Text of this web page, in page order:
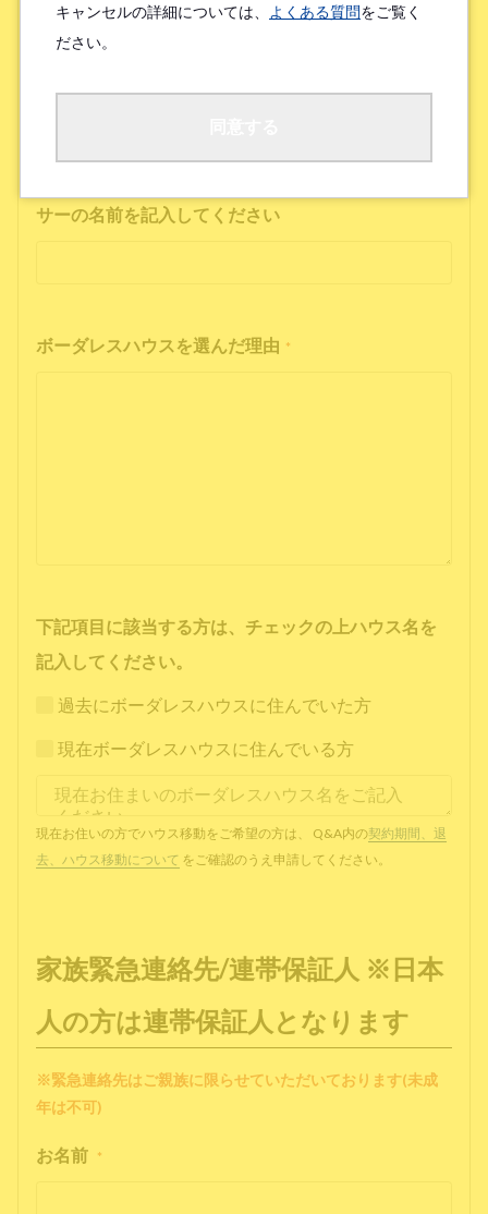
友人/知人からの口コミ
所属先からの紹介
SNSインフルエンサーの投稿を見た
サーの名前を記入してください
ボーダレスハウスを選んだ理由 *
下記項目に該当する方は、チェックの上ハウス名を
記入してください。
過去にボーダレスハウスに住んでいた方
現在ボーダレスハウスに住んでいる方
現在お住いの方でハウス移動をご希望の方は、 Q&A内の契約期間、退
去、ハウス移動について をご確認のうえ申請してください。
家族緊急連絡先/連帯保証人 ※日本
人の方は連帯保証人となります
※緊急連絡先はご親族に限らせていただいております(未成
年は不可)
お名前 *
キャンセルの詳細については、 よくある質問をご覧く
ださい。